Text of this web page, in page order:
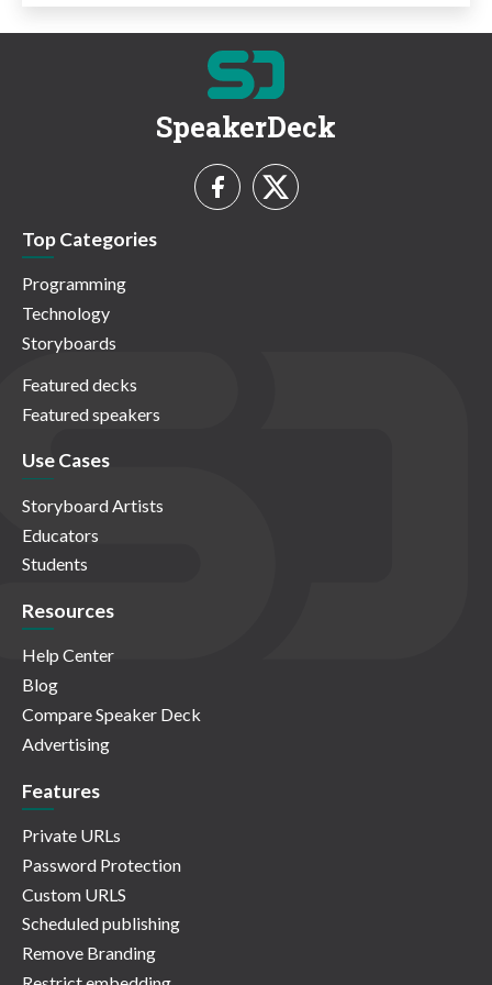
SpeakerDeck
Top Categories
Programming
Technology
Storyboards
Featured decks
Featured speakers
Use Cases
Storyboard Artists
Educators
Students
Resources
Help Center
Blog
Compare Speaker Deck
Advertising
Features
Private URLs
Password Protection
Custom URLS
Scheduled publishing
Remove Branding